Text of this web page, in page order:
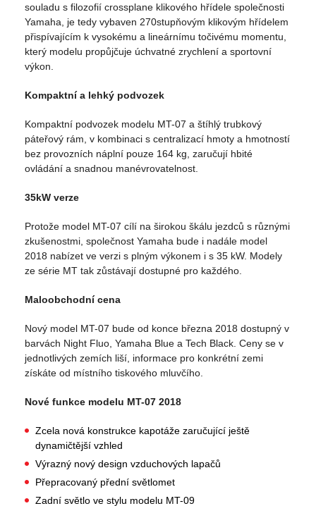
souladu s filozofií crossplane klikového hřídele společnosti
Yamaha, je tedy vybaven 270stupňovým klikovým hřídelem
přispívajícím k vysokému a lineárnímu točivému momentu,
který modelu propůjčuje úchvatné zrychlení a sportovní
výkon.
Kompaktní a lehký podvozek
Kompaktní podvozek modelu MT-07 a štíhlý trubkový
páteřový rám, v kombinaci s centralizací hmoty a hmotností
bez provozních náplní pouze 164 kg, zaručují hbité
ovládání a snadnou manévrovatelnost.
35kW verze
Protože model MT-07 cílí na širokou škálu jezdců s různými
zkušenostmi, společnost Yamaha bude i nadále model
2018 nabízet ve verzi s plným výkonem i s 35 kW. Modely
ze série MT tak zůstávají dostupné pro každého.
Maloobchodní cena
Nový model MT-07 bude od konce března 2018 dostupný v
barvách Night Fluo, Yamaha Blue a Tech Black. Ceny se v
jednotlivých zemích liší, informace pro konkrétní zemi
získáte od místního tiskového mluvčího.
Nové funkce modelu MT-07 2018
Zcela nová konstrukce kapotáže zaručující ještě
dynamičtější vzhled
Výrazný nový design vzduchových lapačů
Přepracovaný přední světlomet
Zadní světlo ve stylu modelu MT-09